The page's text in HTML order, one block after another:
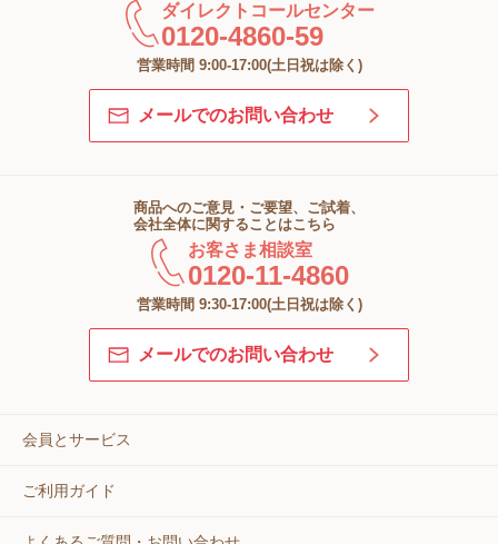
ダイレクトコールセンター
0120-4860-59
営業時間 9:00-17:00(土日祝は除く)
メールでのお問い合わせ
商品へのご意見・ご要望、ご試着、
会社全体に関することはこちら
お客さま相談室
0120-11-4860
営業時間 9:30-17:00(土日祝は除く)
メールでのお問い合わせ
会員とサービス
ご利用ガイド